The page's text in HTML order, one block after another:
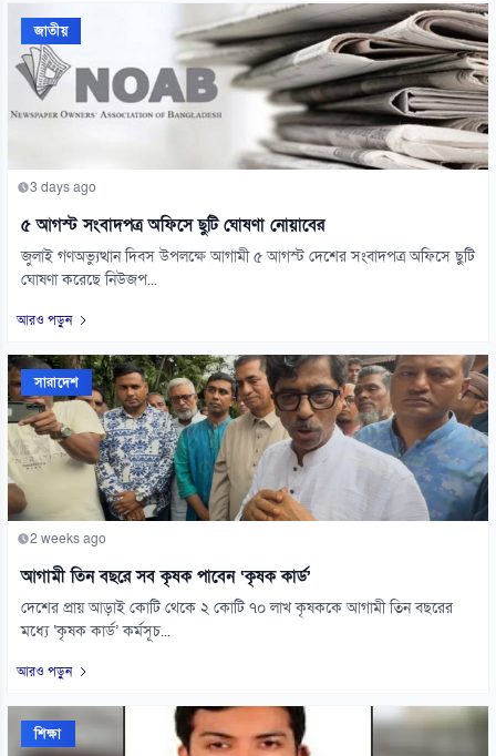
জাতীয়
3 days ago
৫ আগস্ট সংবাদপত্র অফিসে ছুটি ঘোষণা নোয়াবের
জুলাই গণঅভ্যুত্থান দিবস উপলক্ষে আগামী ৫ আগস্ট দেশের সংবাদপত্র অফিসে ছুটি
ঘোষণা করেছে নিউজপ...
আরও পড়ুন
সারাদেশ
2 weeks ago
আগামী তিন বছরে সব কৃষক পাবেন ‘কৃষক কার্ড’
দেশের প্রায় আড়াই কোটি থেকে ২ কোটি ৭০ লাখ কৃষককে আগামী তিন বছরের
মধ্যে ‘কৃষক কার্ড’ কর্মসূচ...
আরও পড়ুন
শিক্ষা